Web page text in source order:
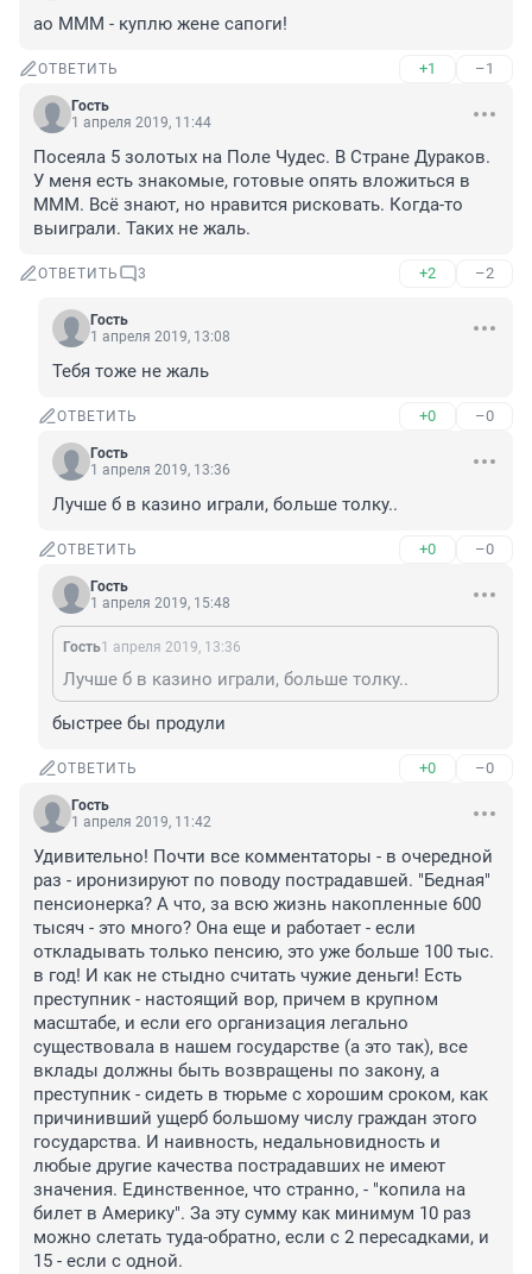
ао МММ - куплю жене сапоги!
ОТВЕТИТЬ +1 –1
Гость
1 апреля 2019, 11:44
Посеяла 5 золотых на Поле Чудес. В Стране Дураков.
У меня есть знакомые, готовые опять вложиться в
МММ. Всё знают, но нравится рисковать. Когда-то
выиграли. Таких не жаль.
ОТВЕТИТЬ 3 +2 –2
Гость
1 апреля 2019, 13:08
Тебя тоже не жаль
ОТВЕТИТЬ +0 –0
Гость
1 апреля 2019, 13:36
Лучше б в казино играли, больше толку..
ОТВЕТИТЬ +0 –0
Гость
1 апреля 2019, 15:48
Гость1 апреля 2019, 13:36
Лучше б в казино играли, больше толку..
быстрее бы продули
ОТВЕТИТЬ +0 –0
Гость
1 апреля 2019, 11:42
Удивительно! Почти все комментаторы - в очередной
раз - иронизируют по поводу пострадавшей. "Бедная"
пенсионерка? А что, за всю жизнь накопленные 600
тысяч - это много? Она еще и работает - если
откладывать только пенсию, это уже больше 100 тыс.
в год! И как не стыдно считать чужие деньги! Есть
преступник - настоящий вор, причем в крупном
масштабе, и если его организация легально
существовала в нашем государстве (а это так), все
вклады должны быть возвращены по закону, а
преступник - сидеть в тюрьме с хорошим сроком, как
причинивший ущерб большому числу граждан этого
государства. И наивность, недальновидность и
любые другие качества пострадавших не имеют
значения. Единственное, что странно, - "копила на
билет в Америку". За эту сумму как минимум 10 раз
можно слетать туда-обратно, если с 2 пересадками, и
15 - если с одной.